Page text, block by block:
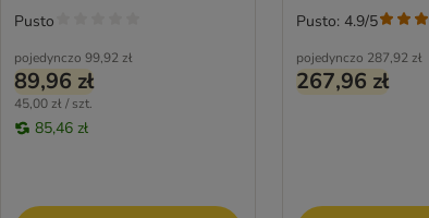
pojedynczo 99,92 zł
89,96 zł
45,00 zł / szt.
85,46 zł
Pusto
pojedynczo 287,92 zł
267,96 zł
Pusto: 4.9/5